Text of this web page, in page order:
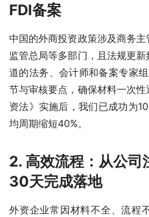
FDI备案
中国的外商投资政策涉及商务
监管总局等多部门，且法规更
道的法务、会计师和备案专家
节与审核要点，确保材料一次
资法》实施后，我们已成功为
均周期缩短40%。
2. 高效流程：从公司
30天完成落地
外资企业常因材料不全、流程